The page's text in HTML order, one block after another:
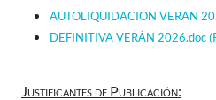
AUTOLIQUIDACION VERAN
DEFINITIVA VERÁN 2026.doc
Justificantes de Publicación: